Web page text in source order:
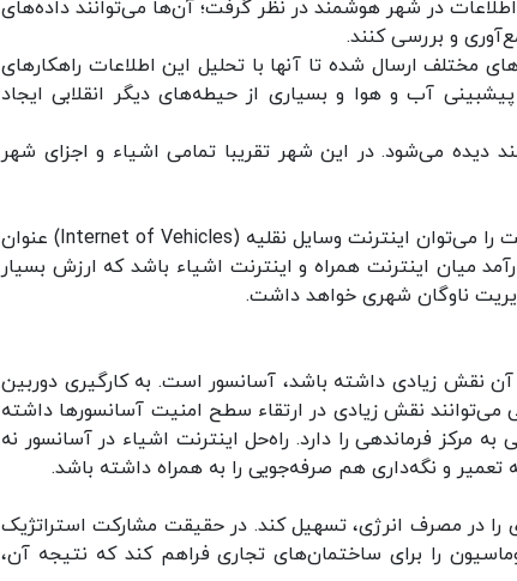
در شهر هوشمند در نظر گرفت؛ آن‌ها می‌توانند داده‌های
و بررسی کنند.
مختلف ارسال شده تا آنها با تحلیل این اطلاعات راهکارهای
پیشبینی آب و هوا و بسیاری از حیطه‌های دیگر انقلابی ایجاد
دیده می‌شود. در این شهر تقریبا تمامی اشیاء و اجزای شهر
یکی دیگر از ایده‌های هوآوی که مبتنی بر اینترنت اشیاء است را می‌توان اینترنت وسایل نقلیه (Internet of Vehicles) عنوان
میان اینترنت همراه و اینترنت اشیاء باشد که ارزش بسیار
ناوگان شهری خواهد داشت.
آن نقش زیادی داشته باشد، آسانسور است. به کارگیری دوربین
می‌توانند نقش زیادی در ارتقاء سطح امنیت آسانسورها داشته
مرکز فرماندهی را دارد. راه‌حل اینترنت اشیاء در آسانسور نه
تعمیر و نگه‌داری هم صرفه‌جویی را به همراه داشته باشد.
را در مصرف انرژی، تسهیل کند. در حقیقت مشارکت استراتژیک
را برای ساختمان‌های تجاری فراهم کند که نتیجه آن،